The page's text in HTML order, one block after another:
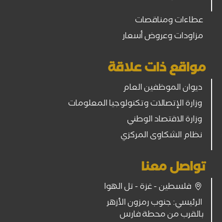
عطاءات ومناقصات
مزاودات وعروض أسعار
مواقع ذات علاقة
ديوان الموظفين العام
وزارة الإتصالات وتكنولوجيا المعلومات
وزارة الاقتصاد الوطني
نظام الشكاوى المركزي
تواصل معنا
فلسطين - غزة - تل الهوا
الرئيسي: جنوب رمزون الأزهر
بالقرب من محطة فارس